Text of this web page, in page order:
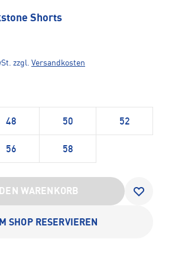
Shorts
zzgl. Versandkosten
48 50 52
56 58
WARENKORB
SHOP RESERVIEREN